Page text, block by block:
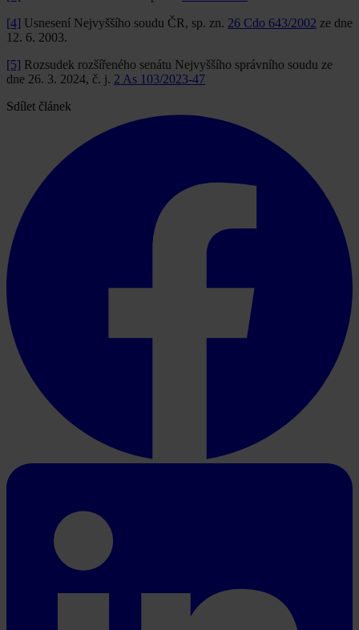
[4] Usnesení Nejvyššího soudu ČR, sp. zn. 26 Cdo 643/2002 ze dne
12. 6. 2003.
[5] Rozsudek rozšířeného senátu Nejvyššího správního soudu ze
dne 26. 3. 2024, č. j. 2 As 103/2023-47
Sdílet článek